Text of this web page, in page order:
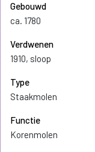
Gebouwd
ca. 1780
Verdwenen
1910, sloop
Type
Staakmolen
Functie
Korenmolen